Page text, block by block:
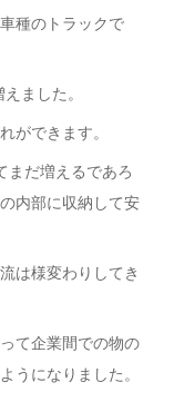
種のトラックで
ました。
ができます。
まだ増えるであろ
内部に収納して安
は様変わりしてき
て企業間での物の
うになりました。